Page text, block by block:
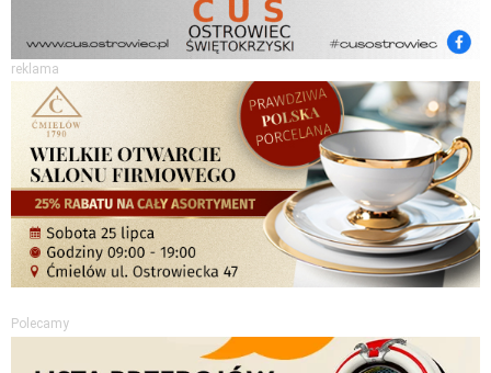
reklama
Polecamy